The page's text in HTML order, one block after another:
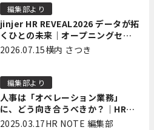
jinjer HR REVEAL2026 データが拓
くひとの未来｜オープニングセッ
ション イベントレポート前編
編集部より
2026.07.15横内 さつき
人事は「オペレーション業務」
に、どう向き合うべきか？｜HR
TALK 02～人事DXの最前線を徹底
編集部より
2025.03.17HR NOTE 編集部